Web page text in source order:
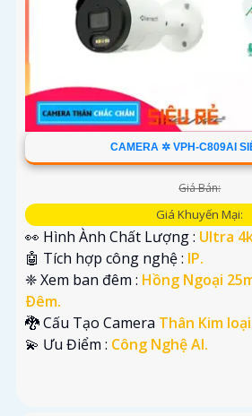
CAMERA ✲ VPH-C809AI
Giá Bán:
Giá Khuyến Mại:
👀 Hình Ành Chất Lượng : Ultra 4k
🤖️ Tích hợp công nghệ : IP.
❈ Xem ban đêm : Hồng Ngoại
Ðêm.
🐉️ Cấu Tạo Camera Thân Kim
️💫 Ưu Điểm : Công Nghệ AI.